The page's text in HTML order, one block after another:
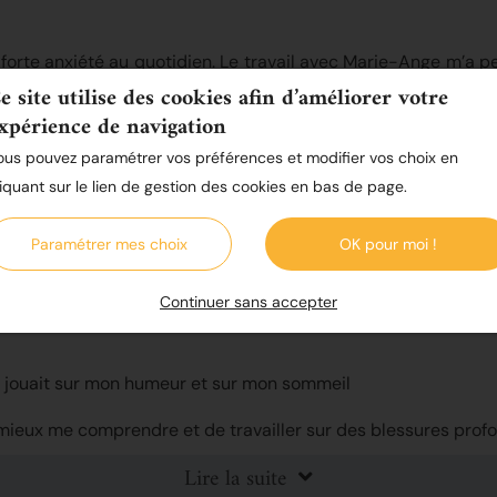
anxiété au quotidien. Le travail avec Marie-Ange m’a
situations difficiles.
en train de me dévaloriser, de me rabaisser
sur mon humeur et sur mon sommeil
me comprendre et de travailler sur des blessures
vraiment écouté, comprise et respectée. Je me sens
Lire la suite
site utilise des cookies afin d’améliorer votre
de navigation
pouvez paramétrer vos préférences et modifier vos choix en
sur le lien de gestion des cookies en bas de page.
Paramétrer mes choix OK pour moi !
Continuer sans accepter